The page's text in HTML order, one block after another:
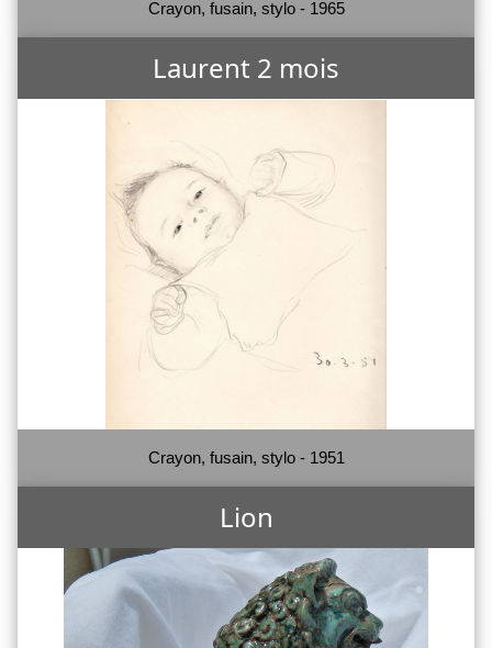
Crayon, fusain, stylo - 1965
Laurent 2 mois
Crayon, fusain, stylo - 1951
Lion